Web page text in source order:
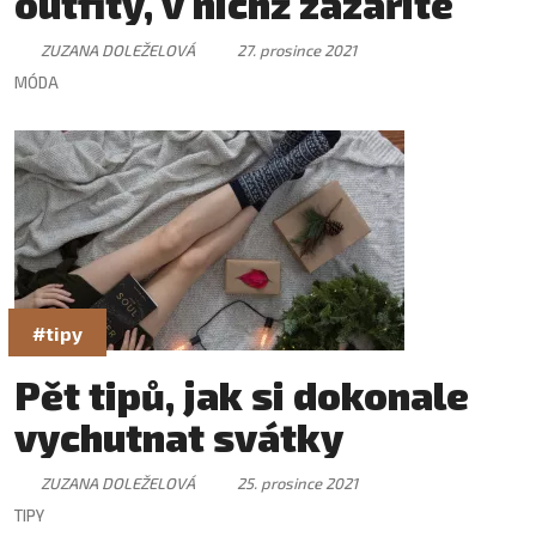
ZUZANA DOLEŽELOVÁ
27. prosince 2021
MÓDA
#tipy
Pět tipů, jak si dokonale
vychutnat svátky
ZUZANA DOLEŽELOVÁ
25. prosince 2021
TIPY